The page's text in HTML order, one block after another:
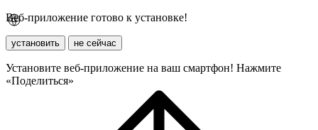
Веб-приложение готово к установке!
установить не сейчас
Установите веб-приложение на ваш смартфон! Нажмите
«Поделиться»